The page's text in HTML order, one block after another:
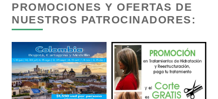
Centros de Nutrición
Centros Turísticos
Cerrajerías
PROMOCIONES Y OFERTAS DE
NUESTROS PATROCINADORES: